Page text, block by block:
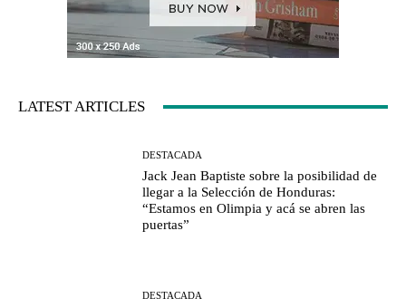
LATEST ARTICLES
DESTACADA
Jack Jean Baptiste sobre la posibilidad de
llegar a la Selección de Honduras:
“Estamos en Olimpia y acá se abren las
puertas”
DESTACADA